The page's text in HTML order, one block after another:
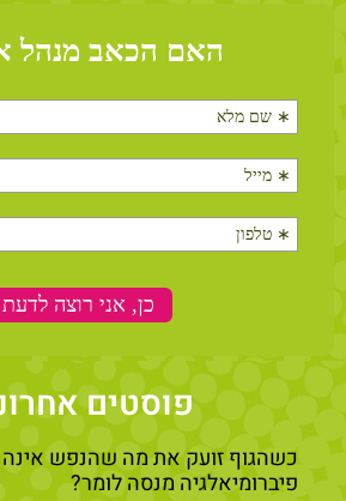
פוסטים
כשהגוף זועק את מה שהנפש
פיברומיאלגיה מנסה לומר?